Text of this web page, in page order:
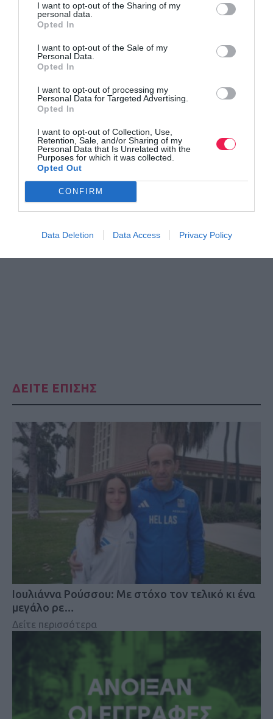
I want to opt-out of the Sharing of my
personal data.
Opted In
I want to opt-out of the Sale of my
Personal Data.
Opted In
I want to opt-out of processing my
Personal Data for Targeted Advertising.
Opted In
I want to opt-out of Collection, Use,
Retention, Sale, and/or Sharing of my
Personal Data that Is Unrelated with the
Purposes for which it was collected.
Opted Out
CONFIRM
Data Deletion Data Access Privacy Policy
Μάθετε πρώτοι όλα τα νέα για το τρέξιμο στην Ελλάδα
και τον κόσμο στοGoogleNews του Runnermagazine
Ακολουθήστε το
Facebook καιTwitter .
ΔΕΙΤΕ ΕΠΙΣΗΣ
Iουλιάννα Ρούσσου: Με στόχο τον τελικό κι ένα
μεγάλο ρε…
Δείτε περισσότερα